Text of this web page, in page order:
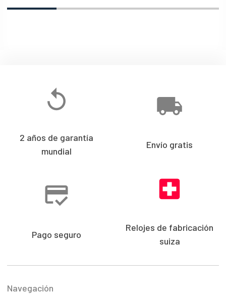
2 años de garantía
mundial
Envío gratis
Pago seguro
Relojes de fabricación
suiza
Navegación